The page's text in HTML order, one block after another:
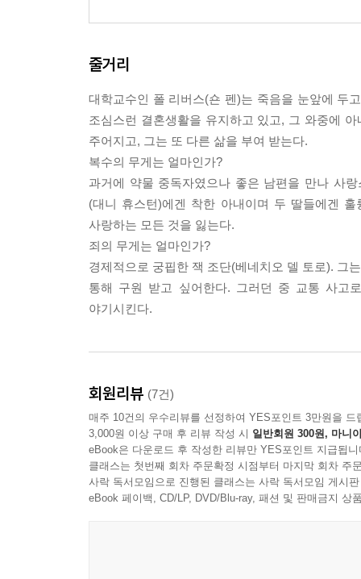
줄거리
대학교수인 폴 리버스(숀 펜)는 죽음을 눈앞에 두
조심스런 결혼생활을 유지하고 있고, 그 와중에
주어지고, 그는 또 다른 삶을 부여 받는다.
복수의 무게는 얼마인가?
과거에 약물 중독자였으나 좋은 남편을 만나 사
(대니 휴스턴)에겐 착한 아내이며 두 딸들에겐
사랑하는 모든 것을 잃는다.
죄의 무게는 얼마인가?
경제적으로 궁핍한 잭 조단(베네치오 델 토로). 그
통해 구원 받고 싶어한다. 그러던 중 교통 사고
야기시킨다.
회원리뷰 (7건)
매주 10건의 우수리뷰를 선정하여 YES포인트 3만원을 드
3,000원 이상 구매 후 리뷰 작성 시 일반회원 300원, 마니
eBook은 다운로드 후 작성한 리뷰만 YES포인트 지급됩니
클래스는 첫번째 회차 주문확정 시점부터 마지막 회차 주
사락 독서모임으로 진행된 클래스는 사락 독서모임 게시
eBook 페이백, CD/LP, DVD/Blu-ray, 패션 및 판매금지 상